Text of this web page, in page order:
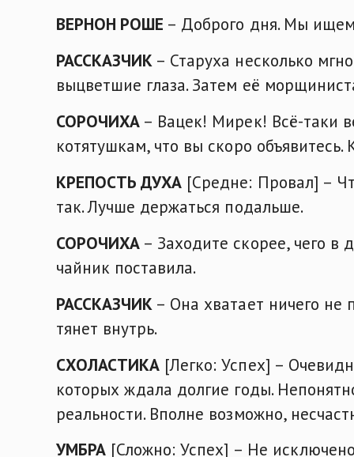
ВЕРНОН РОШЕ – Доброго дня. Мы
РАССКАЗЧИК – Старуха несколько
выцветшие глаза. Затем её
СОРОЧИХА – Вацек! Мирек! Всё-таки
котятушкам, что вы скоро объявитесь.
КРЕПОСТЬ ДУХА [Средне: Провал] –
так. Лучше держаться подальше.
СОРОЧИХА – Заходите скорее, чего в
чайник поставила.
РАССКАЗЧИК – Она хватает ничего
тянет внутрь.
СХОЛАСТИКА [Легко: Успех] –
которых ждала долгие годы.
реальности. Вполне возможно,
УМБРА [Сложно: Успех] – Не